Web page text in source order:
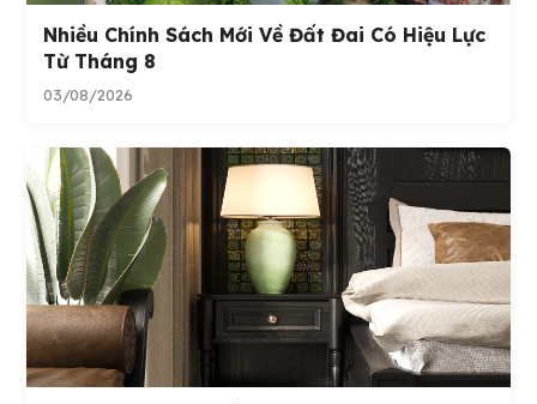
Nhiều Chính Sách Mới Về Đất Đai Có Hiệu Lực
Từ Tháng 8
03/08/2026